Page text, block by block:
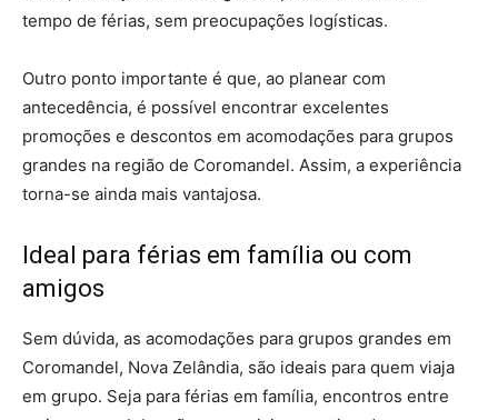
tempo de férias, sem preocupações logísticas.
Outro ponto importante é que, ao planear com
antecedência, é possível encontrar excelentes
promoções e descontos em acomodações para grupos
grandes na região de Coromandel. Assim, a experiência
torna-se ainda mais vantajosa.
Ideal para férias em família ou com
amigos
Sem dúvida, as acomodações para grupos grandes em
Coromandel, Nova Zelândia, são ideais para quem viaja
em grupo. Seja para férias em família, encontros entre